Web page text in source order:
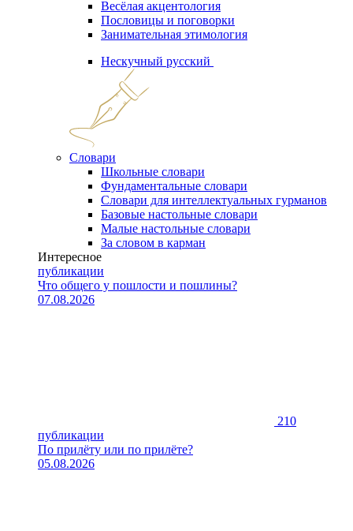
Весёлая акцентология
Пословицы и поговорки
Занимательная этимология
Нескучный русский
Словари
Школьные словари
Фундаментальные словари
Словари для интеллектуальных гурманов
Базовые настольные словари
Малые настольные словари
За словом в карман
Интересное
публикации
Что общего у пошлости и пошлины?
07.08.2026
210
публикации
По прилёту или по прилёте?
05.08.2026